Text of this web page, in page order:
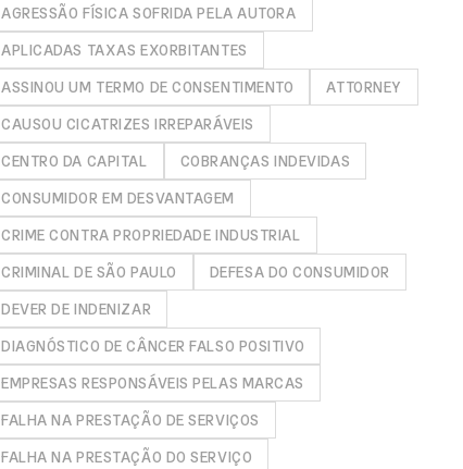
AGRESSÃO FÍSICA SOFRIDA PELA AUTORA
APLICADAS TAXAS EXORBITANTES
ASSINOU UM TERMO DE CONSENTIMENTO
ATTORNEY
CAUSOU CICATRIZES IRREPARÁVEIS
CENTRO DA CAPITAL
COBRANÇAS INDEVIDAS
CONSUMIDOR EM DESVANTAGEM
CRIME CONTRA PROPRIEDADE INDUSTRIAL
CRIMINAL DE SÃO PAULO
DEFESA DO CONSUMIDOR
DEVER DE INDENIZAR
DIAGNÓSTICO DE CÂNCER FALSO POSITIVO
EMPRESAS RESPONSÁVEIS PELAS MARCAS
FALHA NA PRESTAÇÃO DE SERVIÇOS
FALHA NA PRESTAÇÃO DO SERVIÇO